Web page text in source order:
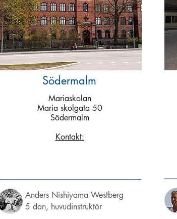
Södermalm
Mariaskolan
Maria skolgata 50
Södermalm
Kontakt:
Anders Nishiyama Westberg
5 dan, huvudinstruktör